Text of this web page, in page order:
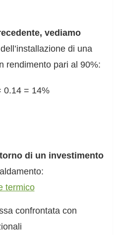
vediamo
di una
rendimento pari al 90%:
0.14 = 14%
di un investimento
termico
confrontata con